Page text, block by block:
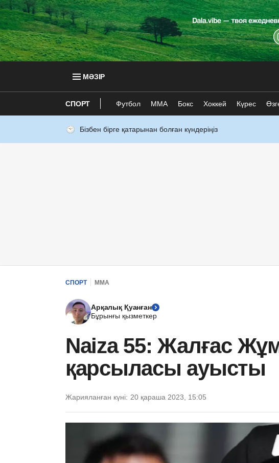
МӘЗІР
СПОРТ Футбол ММА Бокс Хоккей Күрес
Бізбен бірге қатарынан болған күндеріңіз
СПОРТ ММА
Арқалық Қуанған
Бұрынғы қызметкер
Naiza 55: Жалғас
қарсыласы ауысты
Жарияланған күні: 20 қараша 2023, 15:05